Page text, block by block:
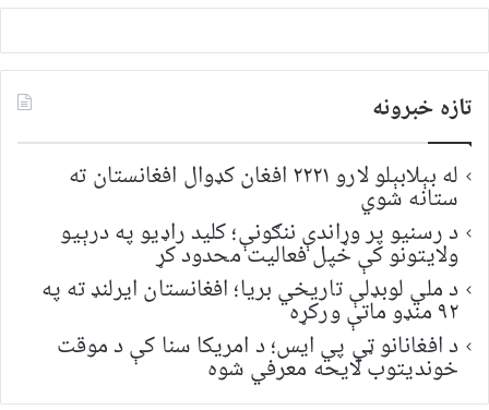
تازه خبرونه
له بېلابېلو لارو ۲۲۲۱ افغان کډوال افغانستان ته
ستانه شوي
د رسنیو پر وړاندې ننګونې؛ کلید راډیو په درېیو
ولایتونو کې خپل فعالیت محدود کړ
د ملي لوبډلې تاریخي بریا؛ افغانستان ایرلنډ ته په
۹۲ منډو ماتې ورکړه
د افغانانو ټي پي ایس؛ د امریکا سنا کې د موقت
خونديتوب لایحه معرفي شوه